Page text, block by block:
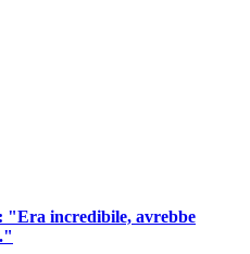
"Era incredibile, avrebbe